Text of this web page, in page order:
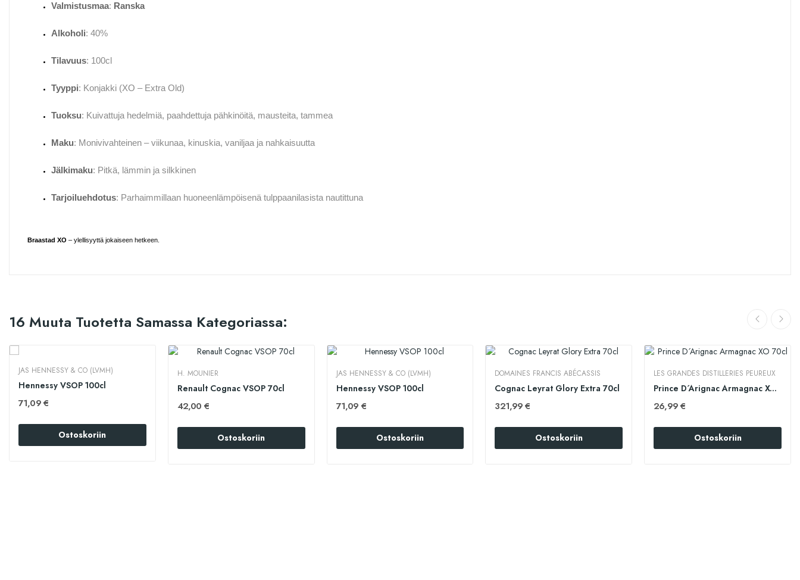
Valmistusmaa: Ranska
Alkoholi: 40%
Tilavuus: 100cl
Tyyppi: Konjakki (XO – Extra Old)
Tuoksu: Kuivattuja hedelmiä, paahdettuja pähkinöitä, mausteita, tammea
Maku: Monivivahteinen – viikunaa, kinuskia, vaniljaa ja nahkaisuutta
Jälkimaku: Pitkä, lämmin ja silkkinen
Tarjoiluehdotus: Parhaimmillaan huoneenlämpöisenä tulppaanilasista nautittuna
Braastad XO – ylellisyyttä jokaiseen hetkeen.
16 Muuta Tuotetta Samassa Kategoriassa:
JAS HENNESSY & CO (LVMH)
Hennessy VSOP 100cl
71,09 €
Ostoskoriin
H. MOUNIER
Renault Cognac VSOP 70cl
42,00 €
Ostoskoriin
JAS HENNESSY & CO (LVMH)
Hennessy VSOP 100cl
71,09 €
Ostoskoriin
DOMAINES FRANCIS ABÉCASSIS
Cognac Leyrat Glory Extra 70cl
321,99 €
Ostoskoriin
LES GRANDES DISTILLERIES PEUREUX
Prince D´Arignac Armagnac XO 70cl
26,99 €
Ostoskoriin